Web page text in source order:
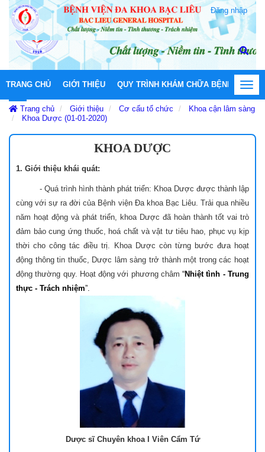
Đăng nhập
TRANG CHỦ GIỚI THIỆU QUY TRÌNH KHÁM CHỮA BỆNH
Trang chủ
Giới thiệu Cơ cấu tổ chức
Khoa cận lâm sàng
Khoa Dược (01-01-2020)
KHOA DƯỢC
1. Giới thiệu khái quát:
- Quá trình hình thành phát triển: Khoa Dược được thành lập
cùng với sự ra đời của Bệnh viện Đa khoa Bạc Liêu. Trải qua nhiều
năm hoạt động và phát triển, khoa Dược đã hoàn thành tốt vai trò
đảm bảo cung ứng thuốc, hoá chất và vật tư tiêu hao, phục vụ kịp
thời cho công tác điều trị. Khoa Dược còn từng bước đưa hoạt
động thông tin thuốc, Dược lâm sàng trở thành một trong các hoạt
động thường quy. Hoạt động với phương châm“Nhiệt tình - Trung
thực - Trách nhiệm”.
Dược sĩ Chuyên khoa I Viên Cẩm Tứ